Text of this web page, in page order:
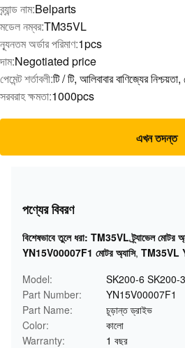
ব্র্যান্ড নাম:Belparts
মডেল নম্বর:TM35VL
ন্যূনতম অর্ডার পরিমাণ:1pcs
দাম:Negotiated price
পেমেন্ট শর্তাবলী:টি / টি, আলিবাবার বাণিজ্যের
সরবরাহ ক্ষমতা:1000pcs
এখন তদন্ত
পণ্যের বিবরণ
বিশেষভাবে তুলে ধরা: TM35VL ট্র্যাভেল মোটর
YN15V00007F1 মোটর অ্যাসি, TM35VL
Model:
SK200-6 SK200-
Part Number:
YN15V00007F1
Part Name:
চূড়ান্ত ড্রাইভ
Color:
কালো
Warranty:
1 বছর